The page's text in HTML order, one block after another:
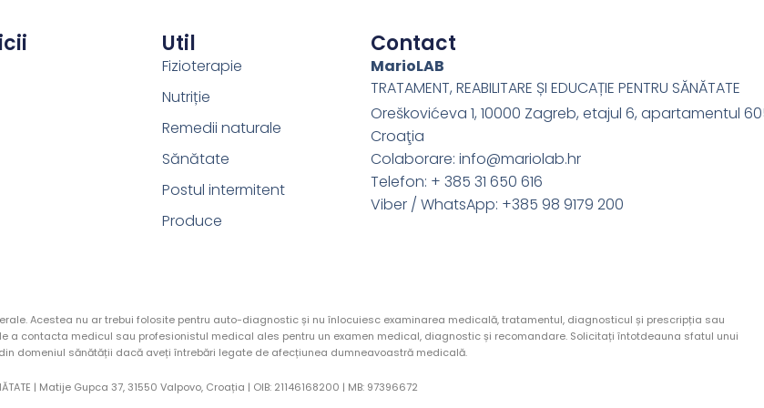
Util
Fizioterapie
Nutriție
Remedii naturale
Sănătate
Postul intermitent
Produce
Contact
MarioLAB
TRATAMENT, REABILITARE ȘI EDUCAȚIE PENTRU SĂNĂTATE
Oreškovićeva 1, 10000 Zagreb, etajul 6, apartamentul
Croaţia
Colaborare: info@mariolab.hr
Telefon: + 385 31 650 616
Viber / WhatsApp: +385 98 9179 200
Acestea nu ar trebui folosite pentru auto-diagnostic și nu înlocuiesc examinarea medicală, tratamentul, diagnosticul și prescripția sau
a contacta medicul sau profesionistul medical ales pentru un examen medical, diagnostic și recomandare. Solicitați întotdeauna sfatul unui
domeniul sănătății dacă aveți întrebări legate de afecțiunea dumneavoastră medicală.
| Matije Gupca 37, 31550 Valpovo, Croația | OIB: 21146168200 | MB: 97396672